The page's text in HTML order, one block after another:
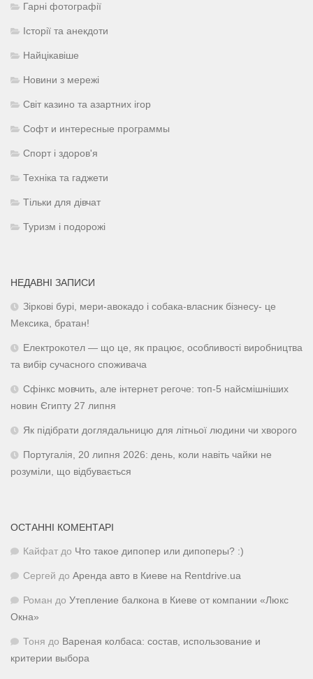
Гарні фотографії
Історії та анекдоти
Найцікавіше
Новини з мережі
Світ казино та азартних ігор
Софт и интересные программы
Спорт і здоров'я
Техніка та гаджети
Тільки для дівчат
Туризм і подорожі
НЕДАВНІ ЗАПИСИ
Зіркові бурі, мери-авокадо і собака-власник бізнесу- це
Мексика, братан!
Електрокотел — що це, як працює, особливості виробництва
та вибір сучасного споживача
Сфінкс мовчить, але інтернет регоче: топ-5 найсмішніших
новин Єгипту 27 липня
Як підібрати доглядальницю для літньої людини чи хворого
Португалія, 20 липня 2026: день, коли навіть чайки не
розуміли, що відбувається
ОСТАННІ КОМЕНТАРІ
Кайфат до Что такое дипопер или дипоперы? :)
Сергей до Аренда авто в Киеве на Rentdrive.ua
Роман до Утепление балкона в Киеве от компании «Люкс
Окна»
Тоня до Вареная колбаса: состав, использование и
критерии выбора